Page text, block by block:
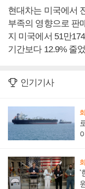
현대차는 미국에서
부족의 영향으로 판
지 미국에서 51만
기간보다 12.9% 줄
인기기사
'